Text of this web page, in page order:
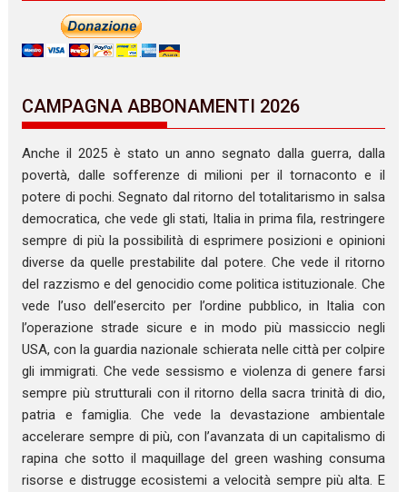
CAMPAGNA ABBONAMENTI 2026
Anche il 2025 è stato un anno segnato dalla guerra, dalla
povertà, dalle sofferenze di milioni per il tornaconto e il
potere di pochi. Segnato dal ritorno del totalitarismo in salsa
democratica, che vede gli stati, Italia in prima fila, restringere
sempre di più la possibilità di esprimere posizioni e opinioni
diverse da quelle prestabilite dal potere. Che vede il ritorno
del razzismo e del genocidio come politica istituzionale. Che
vede l’uso dell’esercito per l’ordine pubblico, in Italia con
l’operazione strade sicure e in modo più massiccio negli
USA, con la guardia nazionale schierata nelle città per colpire
gli immigrati. Che vede sessismo e violenza di genere farsi
sempre più strutturali con il ritorno della sacra trinità di dio,
patria e famiglia. Che vede la devastazione ambientale
accelerare sempre di più, con l’avanzata di un capitalismo di
rapina che sotto il maquillage del green washing consuma
risorse e distrugge ecosistemi a velocità sempre più alta. E